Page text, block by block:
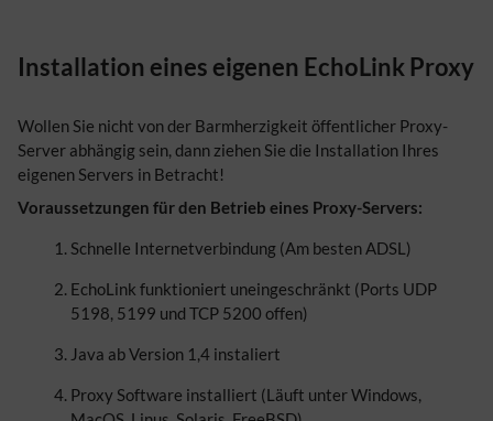
Installation eines eigenen EchoLink Proxy
Wollen Sie nicht von der Barmherzigkeit öffentlicher Proxy-
Server abhängig sein, dann ziehen Sie die Installation Ihres
eigenen Servers in Betracht!
Voraussetzungen für den Betrieb eines Proxy-Servers:
Schnelle Internetverbindung (Am besten ADSL)
EchoLink funktioniert uneingeschränkt (Ports UDP
5198, 5199 und TCP 5200 offen)
Java ab Version 1,4 instaliert
Proxy Software installiert (Läuft unter Windows,